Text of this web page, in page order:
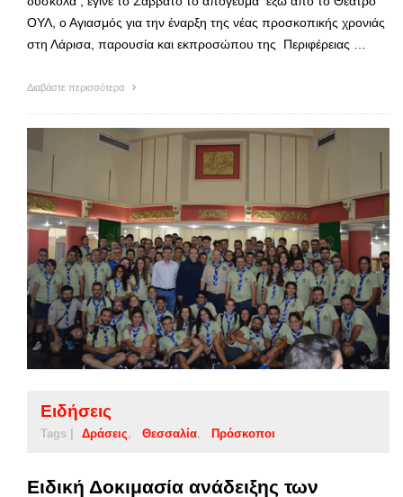
ΟΥΛ, ο Αγιασμός για την έναρξη της νέας προσκοπικής χρονιάς
στη Λάρισα, παρουσία και εκπροσώπου της Περιφέρειας …
Διαβάστε περισσότερα
Ειδήσεις
Tags | Δράσεις Θεσσαλία Πρόσκοποι
Ειδική Δοκιμασία ανάδειξης των